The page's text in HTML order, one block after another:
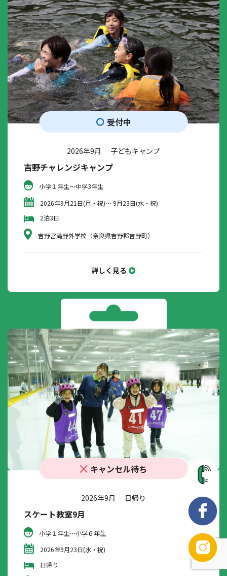
受付中
2026年9月 子どもキャンプ
吉野チャレンジキャンプ
小学１年生～中学3年生
2026年9月21日(月・祝)～ 9月23日(水・祝)
2泊3日
吉野宮滝野外学校（奈良県吉野郡吉野町）
詳しく見る
キャンセル待ち
2026年9月 日帰り
スケート教室9月
小学１年生～小学６年生
2026年9月23日(水・祝)
日帰り